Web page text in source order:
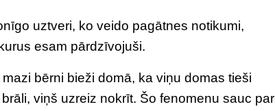
uztveri, ko veido pagātnes notikumi,
esam pārdzīvojuši.
bērni bieži domā, ka viņu domas tieši
viņš uzreiz nokrīt. Šo fenomenu sauc par